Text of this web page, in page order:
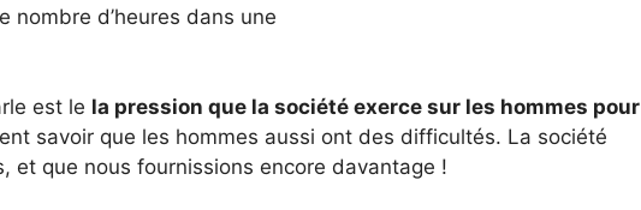
nombre d’heures dans une
est le la pression que la société exerce sur les hommes pour
savoir que les hommes aussi ont des difficultés. La société
et que nous fournissions encore davantage !